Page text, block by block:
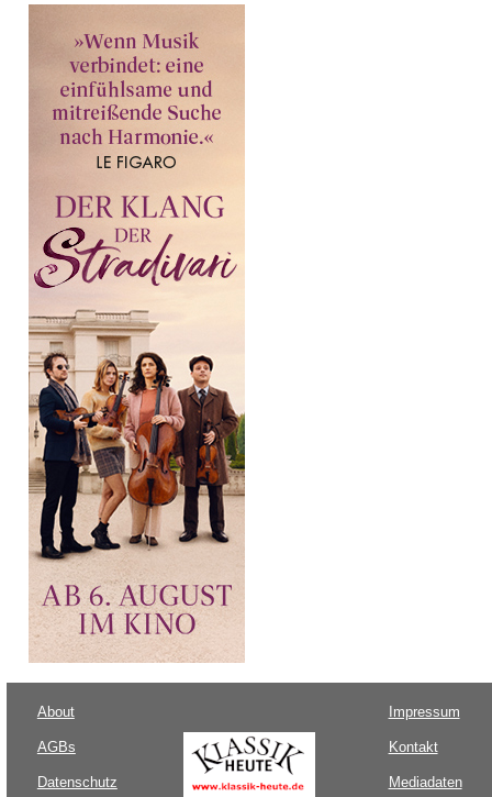
About
AGBs
Datenschutz
Impressum
Kontakt
Mediadaten